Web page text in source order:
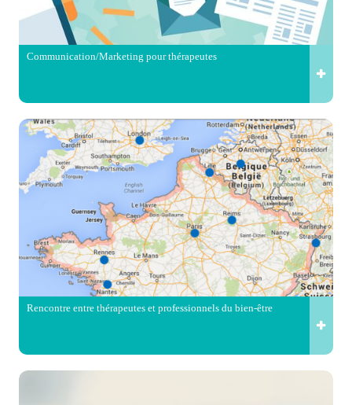
Communication/Marketing pour thérapeutes
Rencontre entre thérapeutes et professionnels du bien-être